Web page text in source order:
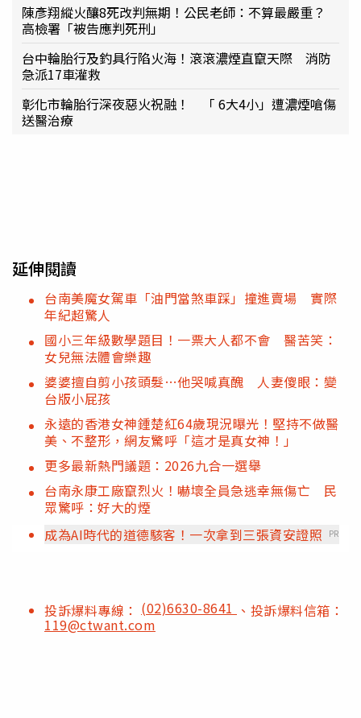
陳彥翔縱火釀8死改判無期！公民老師：不算最嚴重？
高檢署「被告應判死刑」
台中輪胎行及釣具行陷火海！滾滾濃煙直竄天際 消防
急派17車灌救
彰化市輪胎行深夜惡火祝融！ 「 6大4小」遭濃煙嗆傷
送醫治療
延伸閱讀
台南美魔女駕車「油門當煞車踩」撞進賣場 實際
年紀超驚人
國小三年級數學題目！一票大人都不會 醫苦笑：
女兒無法體會樂趣
婆婆擅自剪小孩頭髮…他哭喊真醜 人妻傻眼：變
台版小屁孩
永遠的香港女神鍾楚紅64歲現況曝光！堅持不做醫
美、不整形，網友驚呼「這才是真女神！」
更多最新熱門議題：2026九合一選舉
台南永康工廠竄烈火！嚇壞全員急逃幸無傷亡 民
眾驚呼：好大的煙
成為AI時代的道德駭客！一次拿到三張資安證照
PR
投訴爆料專線： (02)6630-8641 、投訴爆料信箱：
119@ctwant.com